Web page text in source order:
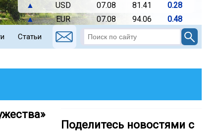
▲
USD 07.08 81.41
0.28
▲
EUR 07.08 94.06 0.48
Статьи
Поделитесь новостями с